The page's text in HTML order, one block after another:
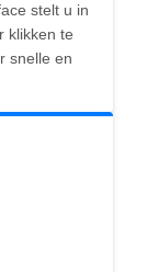
stelt u in
klikken te
snelle en